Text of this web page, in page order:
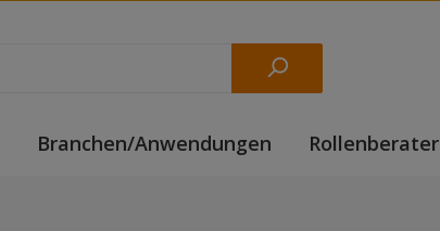
Branchen/Anwendungen Rollenberater